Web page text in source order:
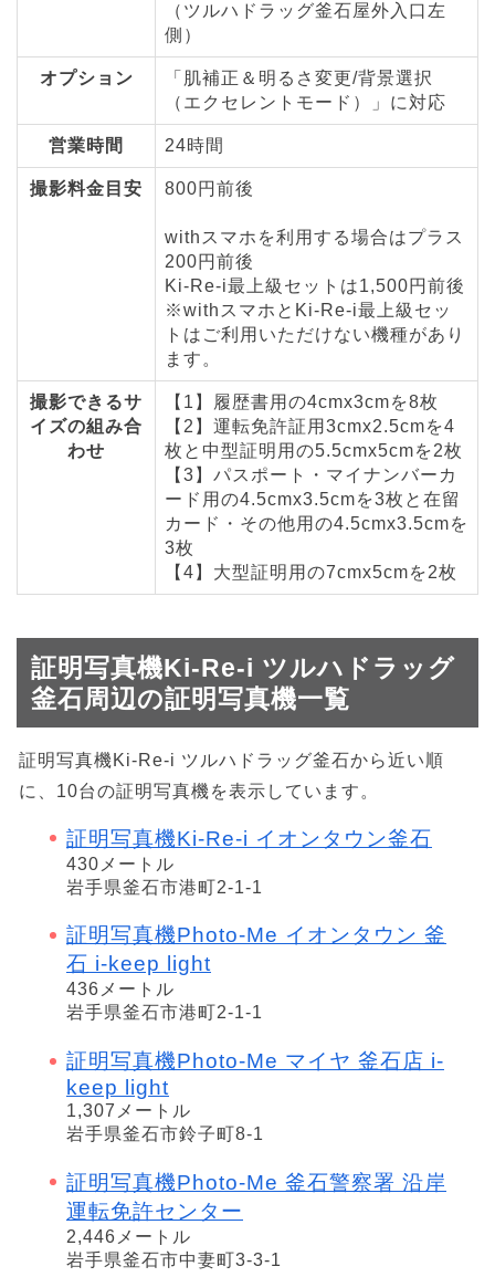
（ツルハドラッグ釜石屋外入口左
側）
オプション
「肌補正＆明るさ変更/背景選択
（エクセレントモード）」に対応
営業時間 24時間
撮影料金目安 800円前後
withスマホを利用する場合はプラス
200円前後
Ki-Re-i最上級セットは1,500円前後
※withスマホとKi-Re-i最上級セッ
トはご利用いただけない機種があり
ます。
撮影できるサ
イズの組み合
わせ
【1】履歴書用の4cmx3cmを8枚
【2】運転免許証用3cmx2.5cmを4
枚と中型証明用の5.5cmx5cmを2枚
【3】パスポート・マイナンバーカ
ード用の4.5cmx3.5cmを3枚と在留
カード・その他用の4.5cmx3.5cmを
3枚
【4】大型証明用の7cmx5cmを2枚
証明写真機Ki-Re-i ツルハドラッグ
釜石周辺の証明写真機一覧
証明写真機Ki-Re-i ツルハドラッグ釜石から近い順
に、10台の証明写真機を表示しています。
証明写真機Ki-Re-i イオンタウン釜石
430メートル
岩手県釜石市港町2-1-1
証明写真機Photo-Me イオンタウン 釜
石 i-keep light
436メートル
岩手県釜石市港町2-1-1
証明写真機Photo-Me マイヤ 釜石店 i-
keep light
1,307メートル
岩手県釜石市鈴子町8-1
証明写真機Photo-Me 釜石警察署 沿岸
運転免許センター
2,446メートル
岩手県釜石市中妻町3-3-1